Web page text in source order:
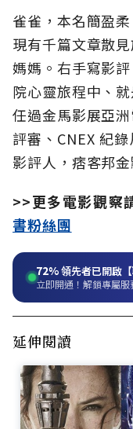
雀雀，本名簡盈
現有千篇文章散
媽媽。右手寫影
院心靈旅程中、
任過金馬影展亞
評審、CNEX 紀
影評人，痞客邦
>>更多電影觀察
書粉絲團
72%領先者已開啟【
立即開通！解鎖專屬服
延伸閱讀